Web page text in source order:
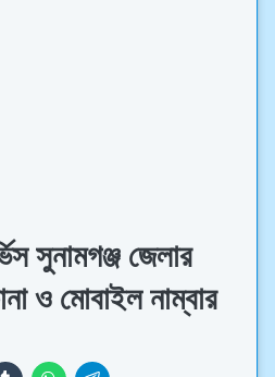
সুনামগঞ্জ জেলার
ও মোবাইল নাম্বার